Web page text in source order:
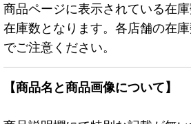
商品ページに表示されている在
在庫数となります。各店舗の在
でご注意ください。
【商品名と商品画像について】